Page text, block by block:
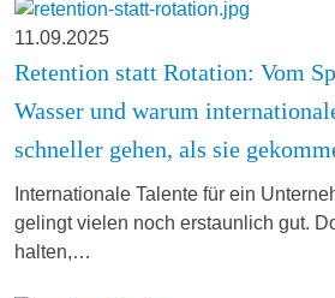
11.09.2025
Retention statt Rotation: Vom
Wasser und warum
schneller gehen, als sie
Internationale Talente für ein
gelingt vielen noch erstaunlich gut.
halten,…